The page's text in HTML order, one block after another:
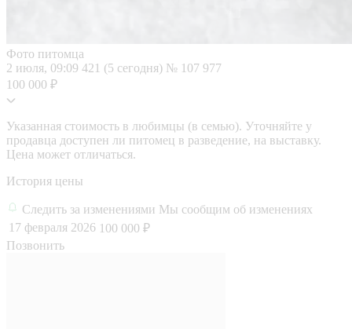
Фото питомца
2 июля, 09:09 421 (5 сегодня) № 107 977
100 000 ₽
Указанная стоимость в любимцы (в семью). Уточняйте у
продавца доступен ли питомец в разведение, на выставку.
Цена может отличаться.
История цены
Следить за изменениями Мы сообщим об изменениях
17 февраля 2026 100 000 ₽
Позвонить